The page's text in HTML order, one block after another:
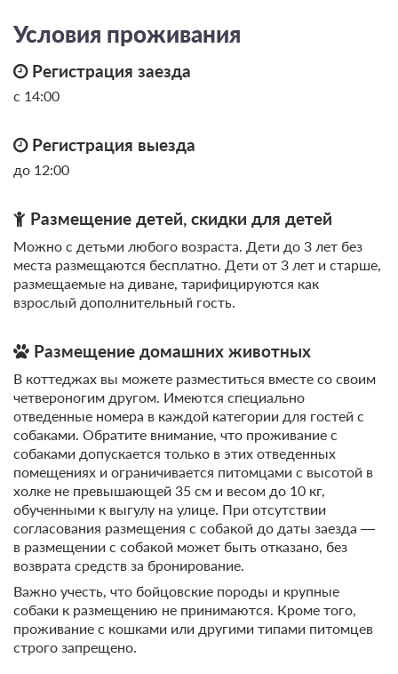
Невозвратный тариф, Без питания
При отмене оплата не возвращается
Требуется внесение предоплаты в течение 2 часов.
Сумма предоплаты составляет -1 руб.
Сменить кол-во гостей
Условия проживания
Регистрация заезда
с 14:00
Регистрация выезда
до 12:00
Размещение детей, скидки для детей
Можно с детьми любого возраста. Дети до 3 лет без
места размещаются бесплатно. Дети от 3 лет и старше,
размещаемые на диване, тарифицируются как
взрослый дополнительный гость.
Размещение домашних животных
В коттеджах вы можете разместиться вместе со своим
четвероногим другом. Имеются специально
отведенные номера в каждой категории для гостей с
собаками. Обратите внимание, что проживание с
собаками допускается только в этих отведенных
помещениях и ограничивается питомцами с высотой в
холке не превышающей 35 см и весом до 10 кг,
обученными к выгулу на улице. При отсутствии
согласования размещения с собакой до даты заезда —
в размещении с собакой может быть отказано, без
возврата средств за бронирование.
Важно учесть, что бойцовские породы и крупные
собаки к размещению не принимаются. Кроме того,
проживание с кошками или другими типами питомцев
строго запрещено.